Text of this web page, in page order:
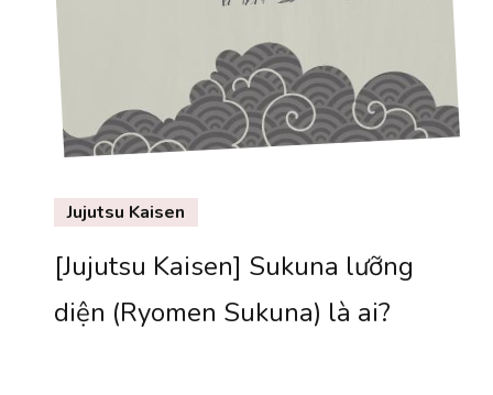
Jujutsu Kaisen
[Jujutsu Kaisen] Sukuna lưỡng
diện (Ryomen Sukuna) là ai?